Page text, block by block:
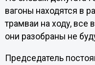
вагоны находятся в
трамваи на ходу, все
они разобраны не
Председатель